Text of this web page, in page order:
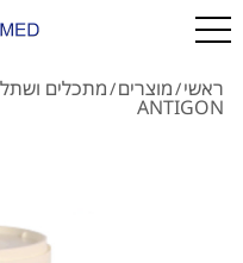
ראשי/מוצרים/מתכלים
ANTIGON